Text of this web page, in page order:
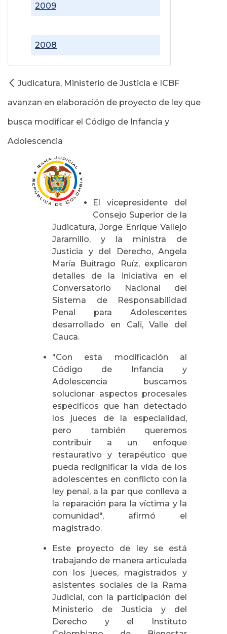
2008
2009
Judicatura, Ministerio de Justicia e ICBF
avanzan en elaboración de proyecto de ley que
busca modificar el Código de Infancia y
Adolescencia
El vicepresidente del
Consejo Superior de la
Judicatura, Jorge Enrique Vallejo
Jaramillo, y la ministra de
Justicia y del Derecho, Angela
María Buitrago Ruíz, explicaron
detalles de la iniciativa en el
Conversatorio Nacional del
Sistema de Responsabilidad
Penal para Adolescentes
desarrollado en Cali, Valle del
Cauca.
"Con esta modificación al
Código de Infancia y
Adolescencia buscamos
solucionar aspectos procesales
específicos que han detectado
los jueces de la especialidad,
pero también queremos
contribuir a un enfoque
restaurativo y terapéutico que
pueda redignificar la vida de los
adolescentes en conflicto con la
ley penal, a la par que conlleva a
la reparación para la víctima y la
comunidad", afirmó el
magistrado.
Este proyecto de ley se está
trabajando de manera articulada
con los jueces, magistrados y
asistentes sociales de la Rama
Judicial, con la participación del
Ministerio de Justicia y del
Derecho y el Instituto